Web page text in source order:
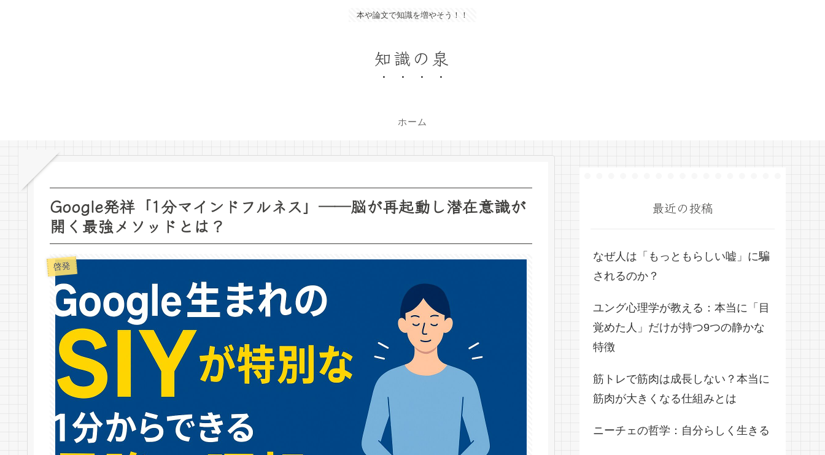
本や論文で知識を増やそう！！
知識の泉
ホーム
Google発祥「1分マインドフルネス」──脳が再起動し潜在意識が
開く最強メソッドとは？
啓発
最近の投稿
なぜ人は「もっともらしい嘘」に騙
されるのか？
ユング心理学が教える：本当に「目
覚めた人」だけが持つ9つの静かな
特徴
筋トレで筋肉は成長しない？本当に
筋肉が大きくなる仕組みとは
ニーチェの哲学：自分らしく生きる